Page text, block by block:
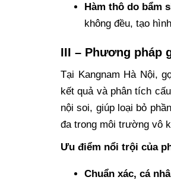
Hàm thô do bẩm
không đều, tạo
III – Phương pháp
Tại Kangnam Hà Nội,
kết quả và phân tích
nội soi, giúp loại bỏ
đa trong môi trường vô
Ưu điểm nổi trội của
Chuẩn xác, cá